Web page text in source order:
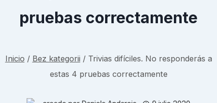
pruebas correctamente
Inicio / Bez kategorii / Trivias difíciles. No responderás a
estas 4 pruebas correctamente